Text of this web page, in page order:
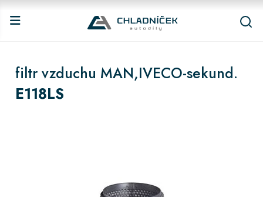
filtr vzduchu MAN,IVECO-sekund.
E118LS